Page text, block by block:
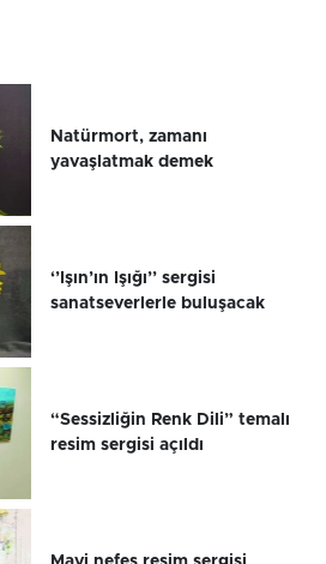
Natürmort, zamanı
yavaşlatmak demek
‘’Işın’ın Işığı’’ sergisi
sanatseverlerle buluşacak
“Sessizliğin Renk Dili” temalı
resim sergisi açıldı